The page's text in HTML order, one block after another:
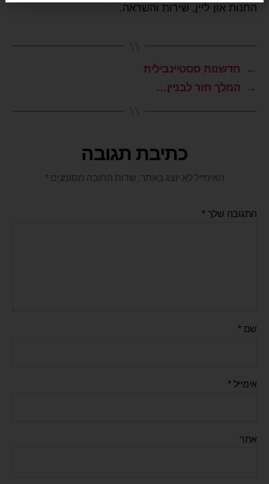
החנות און ליין, שירות והשראה.
←
חדשנות ססטיינבילית
→
המלך חזר לבניין…
כתיבת תגובה
האימייל לא יוצג באתר. שדות החובה מסומנים *
התגובה שלך*
שם*
אימייל*
אתר